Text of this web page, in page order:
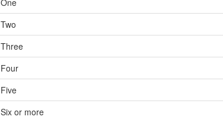
One
Two
Three
Four
Five
Six or more